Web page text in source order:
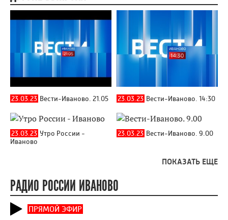
23.03.23 Вести-Иваново. 21.05 23.03.23 Вести-Иваново. 14:30
23.03.23 Утро России -
Иваново
23.03.23 Вести-Иваново. 9.00
ПОКАЗАТЬ ЕЩЕ
РАДИО РОССИИ ИВАНОВО
ПРЯМОЙ ЭФИР